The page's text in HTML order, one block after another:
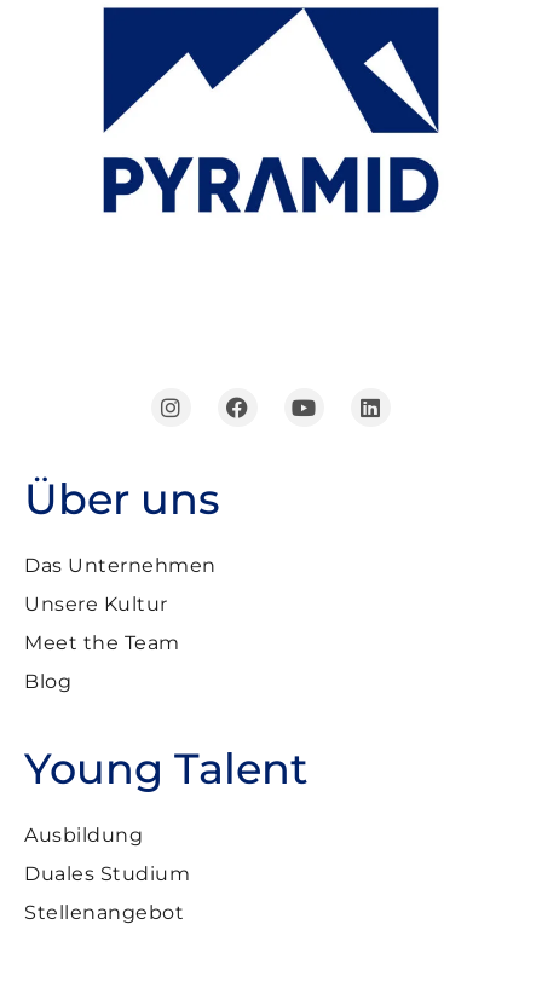
Über uns
Das Unternehmen
Unsere Kultur
Meet the Team
Blog
Young Talent
Ausbildung
Duales Studium
Stellenangebot